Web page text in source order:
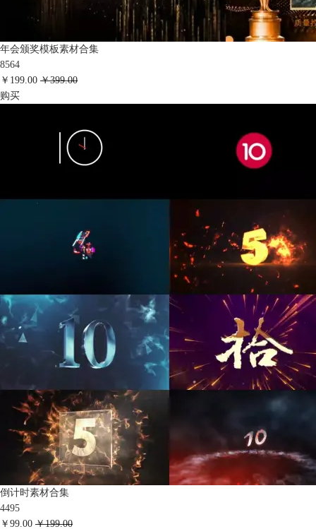
年会颁奖模板素材合集
8564
￥199.00 ￥399.00
购买
倒计时素材合集
4495
￥99.00 ￥199.00